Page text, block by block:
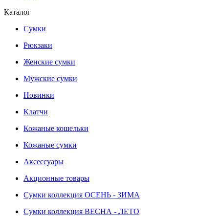
Каталог
Сумки
Рюкзаки
Женские сумки
Мужские сумки
Новинки
Клатчи
Кожаные кошельки
Кожаные сумки
Аксессуары
Акционные товары
Сумки коллекция ОСЕНЬ - ЗИМА
Сумки коллекция ВЕСНА - ЛЕТО